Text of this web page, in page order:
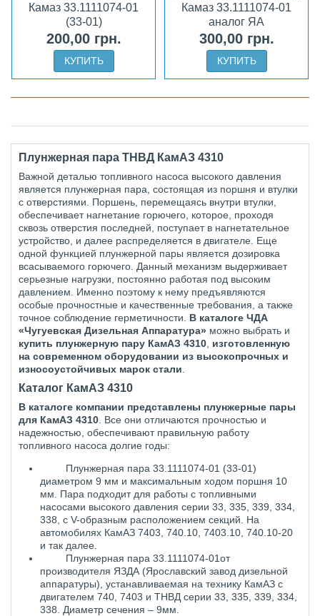
Камаз 33.1111074-01
(33-01)
200,00 грн.
КУПИТЬ
Камаз 33.1111074-01
аналог ЯА
300,00 грн.
КУПИТЬ
Плунжерная пара ТНВД КамАЗ 4310
Важной деталью топливного насоса высокого давления
является плунжерная пара, состоящая из поршня и втулки
с отверстиями. Поршень, перемещаясь внутри втулки,
обеспечивает нагнетание горючего, которое, проходя
сквозь отверстия последней, поступает в нагнетательное
устройство, и далее распределяется в двигателе. Еще
одной функцией плунжерной пары является дозировка
всасываемого горючего. Данный механизм выдерживает
серьезные нагрузки, постоянно работая под высоким
давлением. Именно поэтому к нему предъявляются
особые прочностные и качественные требования, а также
точное соблюдение герметичности. В каталоге ЧДА
«Чугуевская Дизельная Аппаратура» можно выбрать и
купить плунжерную пару КамАЗ 4310 изготовленную
на современном оборудовании из высокопрочных и
износоустойчивых марок стали
Каталог КамАЗ 4310
В каталоге компании представлены плунжерные пары
для КамАЗ 4310 . Все они отличаются прочностью и
надежностью, обеспечивают правильную работу
топливного насоса долгие годы:
Плунжерная пара 33.1111074-01 (33-01)
диаметром 9 мм и максимальным ходом поршня 10
мм. Пара подходит для работы с топливными
насосами высокого давления серии 33, 335, 339, 334,
338, с V-образным расположением секций. На
автомобилях КамАЗ 7403, 740.10, 7403.10, 740.10-20
и так далее.
Плунжерная пара 33.1111074-01от
производителя ЯЗДА (Ярославский завод дизельной
аппаратуры), устанавливаемая на технику КамАЗ с
двигателем 740, 7403 и ТНВД серии 33, 335, 339, 334,
338. Диаметр сечения – 9мм.